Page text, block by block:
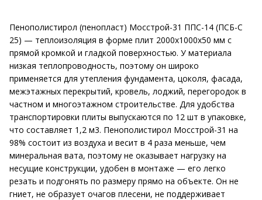
Пенополистирол (пенопласт) Мосстрой-31 ППС-14 (ПСБ-С
25) — теплоизоляция в форме плит 2000х1000х50 мм с
прямой кромкой и гладкой поверхностью. У материала
низкая теплопроводность, поэтому он широко
применяется для утепления фундамента, цоколя, фасада,
межэтажных перекрытий, кровель, лоджий, перегородок в
частном и многоэтажном строительстве. Для удобства
транспортировки плиты выпускаются по 12 шт в упаковке,
что составляет 1,2 м3. Пенополистирол Мосстрой-31 на
98% состоит из воздуха и весит в 4 раза меньше, чем
минеральная вата, поэтому не оказывает нагрузку на
несущие конструкции, удобен в монтаже — его легко
резать и подгонять по размеру прямо на объекте. Он не
гниет, не образует очагов плесени, не поддерживает